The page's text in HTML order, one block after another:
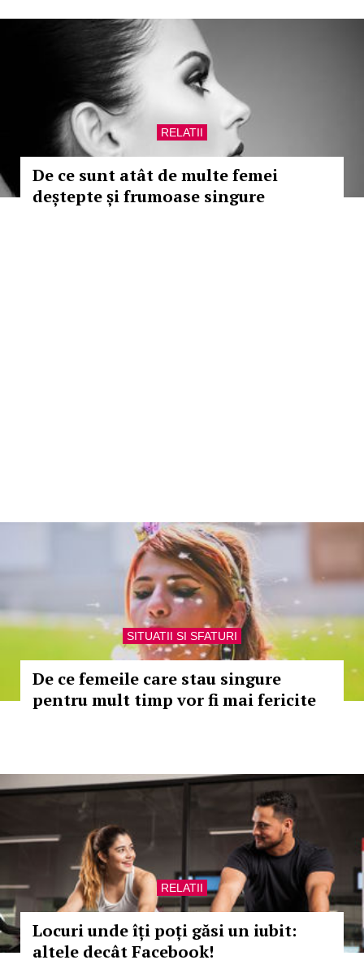
RELATII
De ce sunt atât de multe femei
deștepte și frumoase singure
SITUATII SI SFATURI
De ce femeile care stau singure
pentru mult timp vor fi mai fericite
RELATII
Locuri unde îți poți găsi un iubit:
altele decât Facebook!